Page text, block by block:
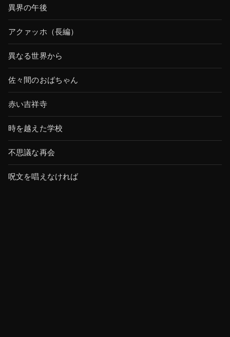
異界の午後
アクァッホ（長編）
異なる世界から
佐々間のおばちゃん
赤い吉祥寺
時を越えた学校
不思議な再会
呪文を唱えなければ